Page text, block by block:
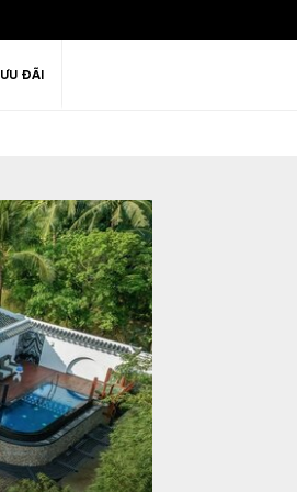
ƯU ĐÃI
Golf